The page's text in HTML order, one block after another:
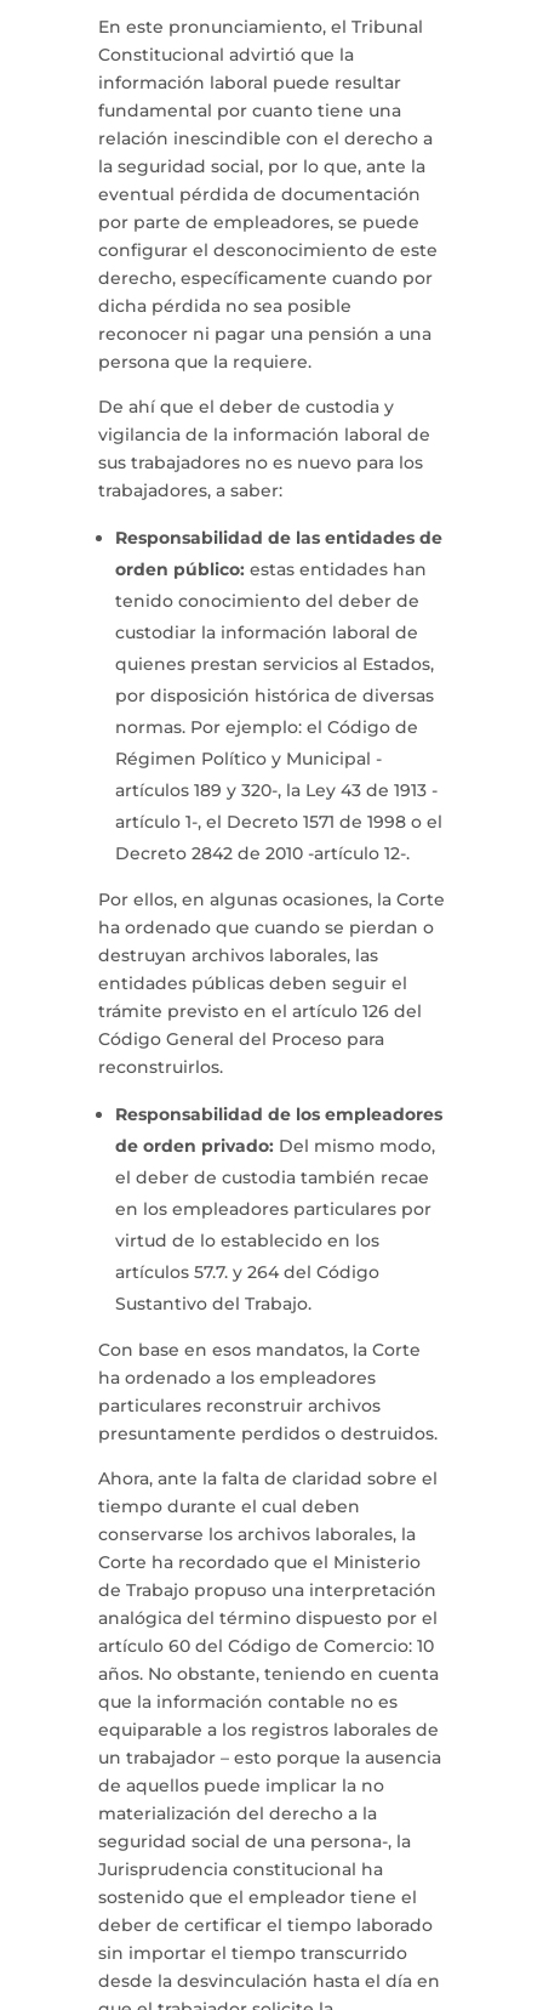
En este pronunciamiento, el Tribunal
Constitucional advirtió que la
información laboral puede resultar
fundamental por cuanto tiene una
relación inescindible con el derecho a
la seguridad social, por lo que, ante la
eventual pérdida de documentación
por parte de empleadores, se puede
configurar el desconocimiento de este
derecho, específicamente cuando por
dicha pérdida no sea posible
reconocer ni pagar una pensión a una
persona que la requiere.
De ahí que el deber de custodia y
vigilancia de la información laboral de
sus trabajadores no es nuevo para los
trabajadores, a saber:
Responsabilidad de las entidades de
orden público: estas entidades han
tenido conocimiento del deber de
custodiar la información laboral de
quienes prestan servicios al Estados,
por disposición histórica de diversas
normas. Por ejemplo: el Código de
Régimen Político y Municipal -
artículos 189 y 320-, la Ley 43 de 1913 -
artículo 1-, el Decreto 1571 de 1998 o el
Decreto 2842 de 2010 -artículo 12-.
Por ellos, en algunas ocasiones, la Corte
ha ordenado que cuando se pierdan o
destruyan archivos laborales, las
entidades públicas deben seguir el
trámite previsto en el artículo 126 del
Código General del Proceso para
reconstruirlos.
Responsabilidad de los empleadores
de orden privado: Del mismo modo,
el deber de custodia también recae
en los empleadores particulares por
virtud de lo establecido en los
artículos 57.7. y 264 del Código
Sustantivo del Trabajo.
Con base en esos mandatos, la Corte
ha ordenado a los empleadores
particulares reconstruir archivos
presuntamente perdidos o destruidos.
Ahora, ante la falta de claridad sobre el
tiempo durante el cual deben
conservarse los archivos laborales, la
Corte ha recordado que el Ministerio
de Trabajo propuso una interpretación
analógica del término dispuesto por el
artículo 60 del Código de Comercio: 10
años. No obstante, teniendo en cuenta
que la información contable no es
equiparable a los registros laborales de
un trabajador – esto porque la ausencia
de aquellos puede implicar la no
materialización del derecho a la
seguridad social de una persona-, la
Jurisprudencia constitucional ha
sostenido que el empleador tiene el
deber de certificar el tiempo laborado
sin importar el tiempo transcurrido
desde la desvinculación hasta el día en